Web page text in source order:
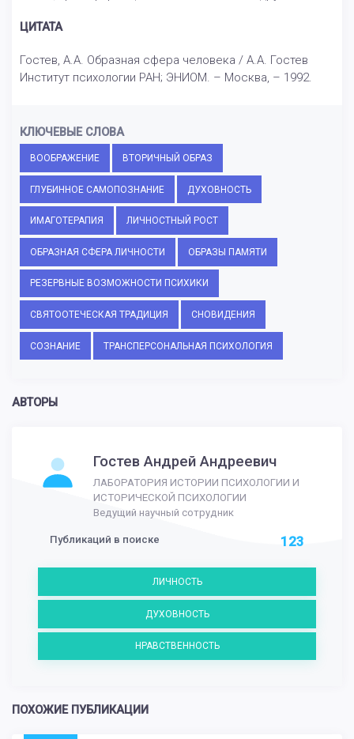
ЦИТАТА
Гостев, А.А. Образная сфера человека / А.А. Гостев
Институт психологии РАН; ЭНИОМ. – Москва, – 1992.
КЛЮЧЕВЫЕ СЛОВА
ВООБРАЖЕНИЕ ВТОРИЧНЫЙ ОБРАЗ
ГЛУБИННОЕ САМОПОЗНАНИЕ ДУХОВНОСТЬ
ИМАГОТЕРАПИЯ ЛИЧНОСТНЫЙ РОСТ
ОБРАЗНАЯ СФЕРА ЛИЧНОСТИ ОБРАЗЫ ПАМЯТИ
РЕЗЕРВНЫЕ ВОЗМОЖНОСТИ ПСИХИКИ
СВЯТООТЕЧЕСКАЯ ТРАДИЦИЯ СНОВИДЕНИЯ
СОЗНАНИЕ ТРАНСПЕРСОНАЛЬНАЯ ПСИХОЛОГИЯ
АВТОРЫ
Гостев Андрей Андреевич
ЛАБОРАТОРИЯ ИСТОРИИ ПСИХОЛОГИИ И
ИСТОРИЧЕСКОЙ ПСИХОЛОГИИ
Ведущий научный сотрудник
Публикаций в поиске 123
ЛИЧНОСТЬ
ДУХОВНОСТЬ
НРАВСТВЕННОСТЬ
ПОХОЖИЕ ПУБЛИКАЦИИ